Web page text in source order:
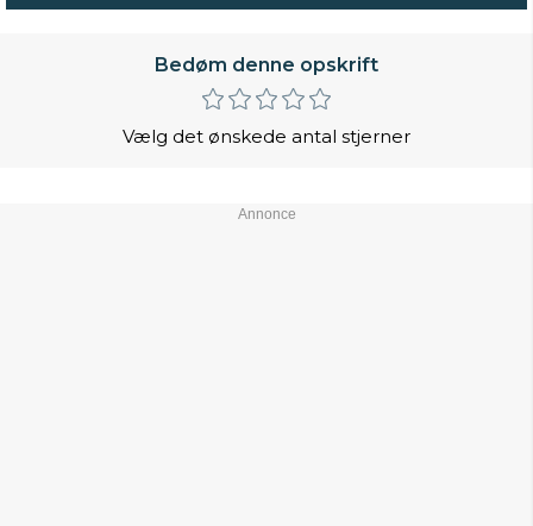
Bedøm denne opskrift
Vælg det ønskede antal stjerner